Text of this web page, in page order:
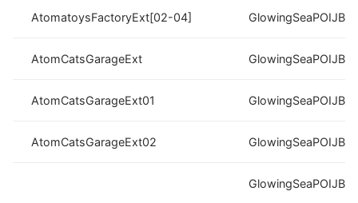
AtomatoysFactoryExt[02-04]
AtomCatsGarageExt
AtomCatsGarageExt01
AtomCatsGarageExt02